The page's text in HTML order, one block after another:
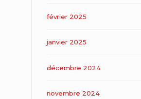
février 2025
janvier 2025
décembre 2024
novembre 2024